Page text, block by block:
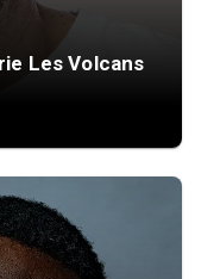
Les Volcans